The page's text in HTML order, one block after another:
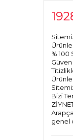
% 100
Bizi
genel